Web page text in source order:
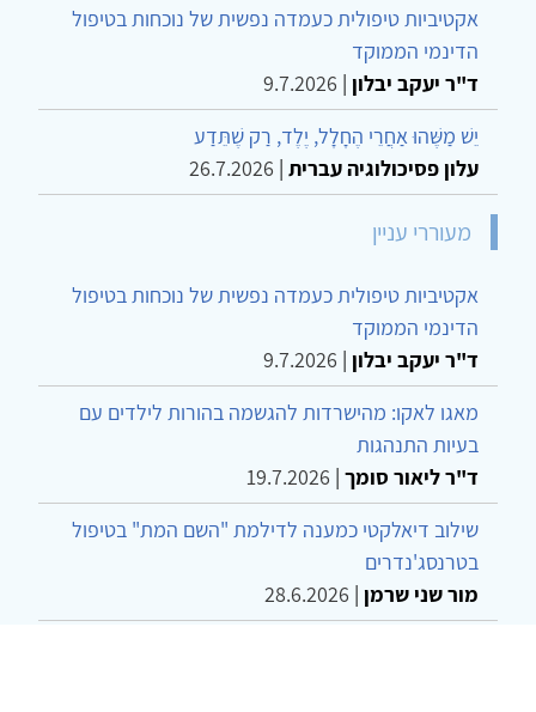
אקטיביות טיפולית כעמדה נפשית של נוכחות בטיפול
הדינמי הממוקד
ד"ר יעקב יבלון |
9.7.2026
יֵשׁ מַשֶּׁהוּ אַחֲרֵי הֶחָלָל, יֶלֶד, רַק שֶׁתֵּדַע
עלון פסיכולוגיה עברית |
26.7.2026
מעוררי עניין
אקטיביות טיפולית כעמדה נפשית של נוכחות בטיפול
הדינמי הממוקד
ד"ר יעקב יבלון |
9.7.2026
מאגו לאקו: מהישרדות להגשמה בהורות לילדים עם
בעיות התנהגות
ד"ר ליאור סומך |
19.7.2026
שילוב דיאלקטי כמענה לדילמת "השם המת" בטיפול
בטרנסג'נדרים
מור שני שרמן |
28.6.2026